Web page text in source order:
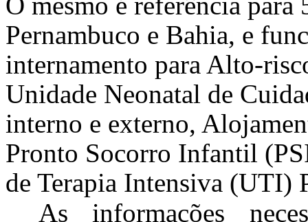
Pernambuco e Bahia, e
internamento para Alto-
Unidade Neonatal de
interno e externo,
Pronto Socorro Infantil
de Terapia Intensiva (UTI)
As informações